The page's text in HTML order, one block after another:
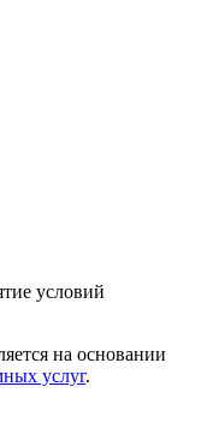
условий
на основании
услуг.